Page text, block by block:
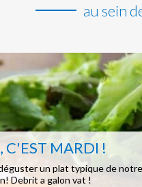
au sein
C'EST MARDI !
un plat typique de
Debrit a galon vat !